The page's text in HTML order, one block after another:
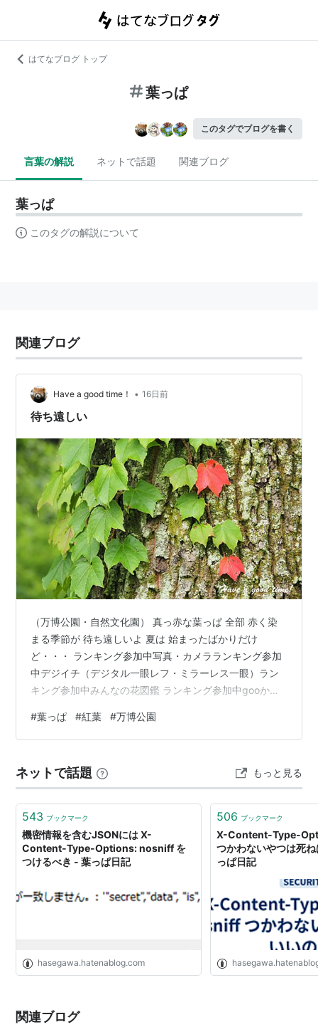
はてなブログ トップ
葉っぱ
このタグでブログを書く
言葉の解説 ネットで話題 関連ブログ
葉っぱ
このタグの解説について
関連ブログ
Have a good time！ • 16日前
待ち遠しい
（万博公園・自然文化園） 真っ赤な葉っぱ 全部 赤く染
まる季節が 待ち遠しいよ 夏は 始まったばかりだけ
ど・・・ ランキング参加中写真・カメラランキング参加
中デジイチ（デジタル一眼レフ・ミラーレス一眼）ラン
キング参加中みんなの花図鑑 ランキング参加中gooから
#葉っぱ #紅葉 #万博公園
ネットで話題 もっと見る
543 ブックマーク
機密情報を含むJSONには X-
Content-Type-Options: nosniff を
つけるべき - 葉っぱ日記
hasegawa.hatenablog.com
506 ブックマーク
X-Content-Type-
つかわないやつは死
っぱ日記
関連ブログ